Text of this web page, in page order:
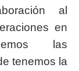
al
en
las
tenemos la